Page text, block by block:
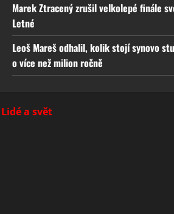
Marek Ztracený zrušil velkolepé finále
Letné
Leoš Mareš odhalil, kolik stojí synovo
o více než milion ročně
Lidé a svět